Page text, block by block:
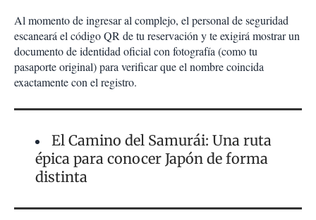
Al momento de ingresar al complejo, el personal de seguridad
escaneará el código QR de tu reservación y te exigirá mostrar un
documento de identidad oficial con fotografía (como tu
pasaporte original) para verificar que el nombre coincida
exactamente con el registro.
El Camino del Samurái: Una ruta
épica para conocer Japón de forma
distinta